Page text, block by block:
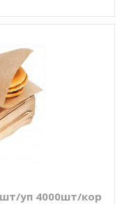
уп 4000шт/кор